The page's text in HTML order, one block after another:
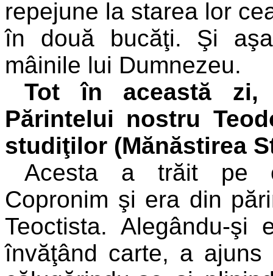
repejune la starea lor
în două bucăţi. Şi
mâinile lui Dumnezeu.
Tot în această zi,
Părintelui nostru
studiţilor (Mănăstirea
Acesta a trăit pe
Copronim şi era din
Teoctista. Alegându-
învăţând carte, a ajuns